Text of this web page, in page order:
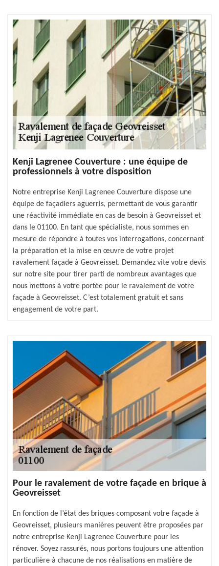
Kenji Lagrenee Couverture : une équipe de
professionnels à votre disposition
Notre entreprise Kenji Lagrenee Couverture dispose une
équipe de façadiers aguerris, permettant de vous garantir
une réactivité immédiate en cas de besoin à Geovreisset et
dans le 01100. En tant que spécialiste, nous sommes en
mesure de répondre à toutes vos interrogations, concernant
la préparation et la mise en œuvre de votre projet
ravalement façade à Geovreisset. Demandez vite votre devis
sur notre site pour tirer parti de nombreux avantages que
nous mettons à votre portée pour le ravalement de votre
façade à Geovreisset. C’est totalement gratuit et sans
engagement de votre part.
Pour le ravalement de votre façade en brique à
Geovreisset
En fonction de l’état des briques composant votre façade à
Geovreisset, plusieurs manières peuvent être proposées par
notre entreprise Kenji Lagrenee Couverture pour les
rénover. Soyez rassurés, nous portons toujours une attention
particulière à chacune de nos réalisations en matière de